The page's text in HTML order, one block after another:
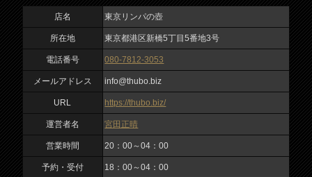
入力内容を確認しました
宮田正晴
営業時間
20：00～04：00
定休日
年中無休
店名 東京リンパの壺
所在地 東京都港区新橋5丁目5番地3号
電話番号 080-7812-3053
メールアドレス info@thubo.biz
URL https://thubo.biz/
運営者名 宮田正晴
営業時間 20：00～04：00
予約・受付 18：00～04：00